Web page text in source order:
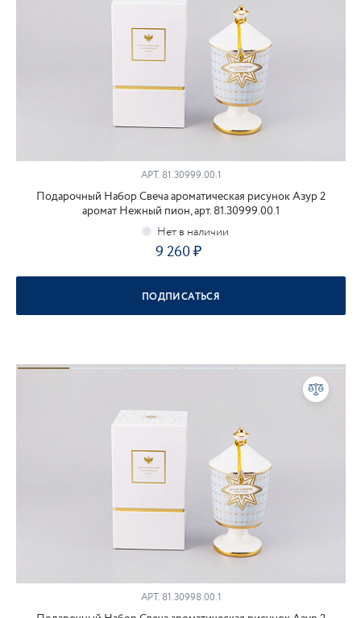
АРТ.81.30999.00.1
Подарочный Набор Свеча ароматическая рисунок Азур 2
аромат Нежный пион, арт. 81.30999.00.1
9 260
ПОДПИСАТЬСЯ
АРТ.81.30998.00.1